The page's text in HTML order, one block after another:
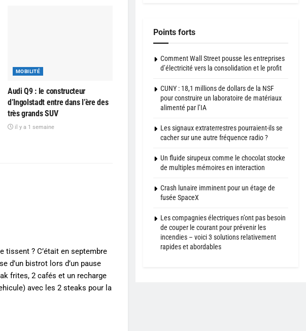
MOBILITÉ
Audi Q9 : le constructeur
d’Ingolstadt entre dans l’ère des
très grands SUV
il y a 1 semaine
tissent ? C’était en septembre
d’un bistrot lors d’un pause
frites, 2 cafés et un recharge
avec les 2 steaks pour la
Points forts
Comment Wall Street pousse les entreprises
d’électricité vers la consolidation et le profit
CUNY : 18,1 millions de dollars de la NSF
pour construire un laboratoire de matériaux
alimenté par l’IA
Les signaux extraterrestres pourraient-ils se
cacher sur une autre fréquence radio ?
Un fluide sirupeux comme le chocolat stocke
de multiples mémoires en interaction
Crash lunaire imminent pour un étage de
fusée SpaceX
Les compagnies électriques n’ont pas besoin
de couper le courant pour prévenir les
incendies – voici 3 solutions relativement
rapides et abordables